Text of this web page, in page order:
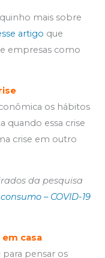
mais sobre
artigo que
empresas como
os hábitos
quando essa crise
crise em outro
da pesquisa
– COVID-19
casa
para pensar os